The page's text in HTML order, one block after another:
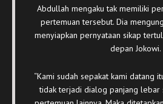
Abdullah mengaku tak memiliki
pertemuan tersebut. Dia
menyiapkan pernyataan sikap
depan Jokowi.
“Kami sudah sepakat kami datang
tidak terjadi dialog panjang lebar